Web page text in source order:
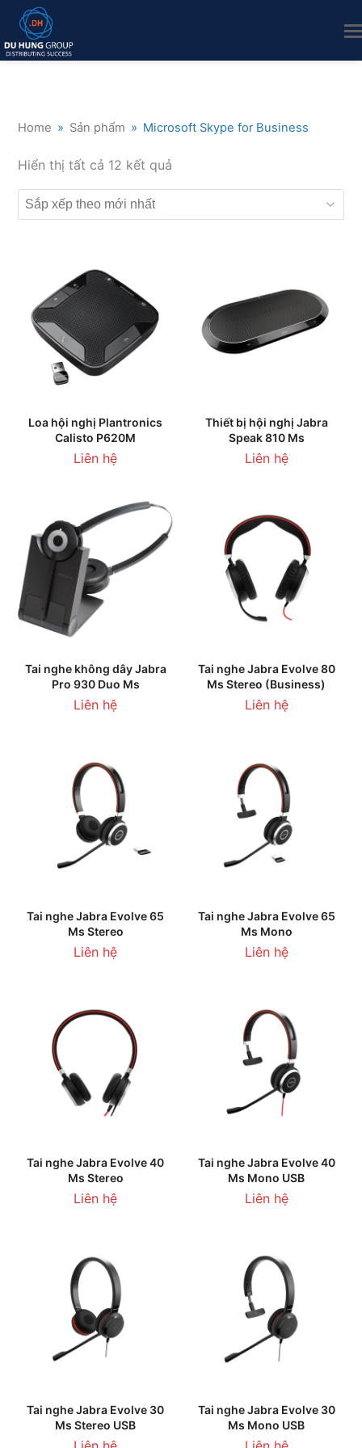
Home » Sản phẩm » Microsoft Skype for Business
Hiển thị tất cả 12 kết quả
sắp
xếp
Loa hội nghị Plantronics
Calisto P620M
Liên hệ
Thiết bị hội nghị Jabra
Speak 810 Ms
Liên hệ
Tai nghe không dây Jabra
Pro 930 Duo Ms
Liên hệ
Tai nghe Jabra Evolve 80
Ms Stereo (Business)
Liên hệ
Tai nghe Jabra Evolve 65
Ms Stereo
Liên hệ
Tai nghe Jabra Evolve 65
Ms Mono
Liên hệ
Tai nghe Jabra Evolve 40
Ms Stereo
Liên hệ
Tai nghe Jabra Evolve 40
Ms Mono USB
Liên hệ
Tai nghe Jabra Evolve 30
Ms Stereo USB
Tai nghe Jabra Evolve 30
Ms Mono USB